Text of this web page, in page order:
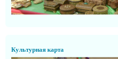
Культурная карта